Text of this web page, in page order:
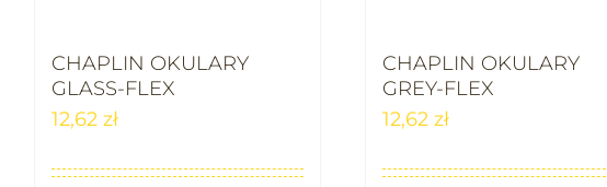
CHAPLIN OKULARY
GLASS-FLEX
12,62zł
CHAPLIN OKULARY
GREY-FLEX
12,62 zł